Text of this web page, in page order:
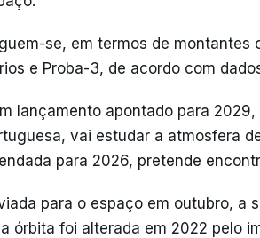
se, em termos de montantes
e Proba-3, de acordo com
lançamento apontado para
vai estudar a atmosfera
para 2026, pretende
para o espaço em outubro, a
órbita foi alterada em 2022 pelo